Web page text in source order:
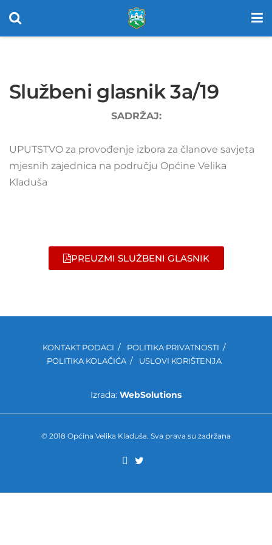
Službeni glasnik 3a/19
SADRŽAJ:
UPUTSTVO za provođenje izbora za članove savjeta
mjesnih zajednica na području Općine Velika
Kladuša
PREUZMI SLUŽBENI GLASNIK
KONTAKT PODACI
POLITIKA PRIVATNOSTI
POLITIKA KOLAČIĆA
USLOVI KORIŠTENJA
Izrada: WebSolutions
© 2018 Općina Velika Kladuša. Sva prava su zadržana